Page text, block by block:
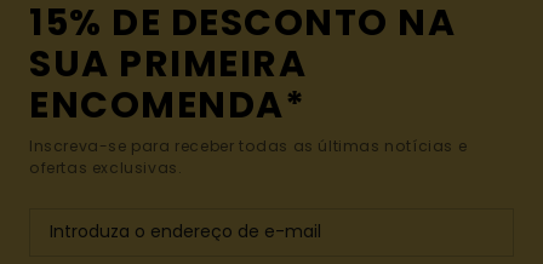
15% DE DESCONTO NA
SUA PRIMEIRA
ENCOMENDA*
Inscreva-se para receber todas as últimas notícias e
ofertas exclusivas.